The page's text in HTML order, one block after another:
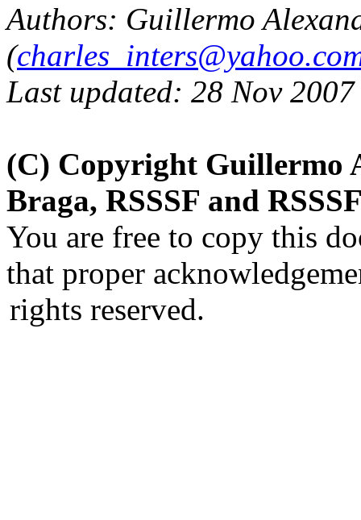
Authors: Guillermo
(
Last updated: 28 Nov 2007
(C) Copyright Guillermo
Braga, RSSSF and
You are free to copy this
that proper
rights reserved.